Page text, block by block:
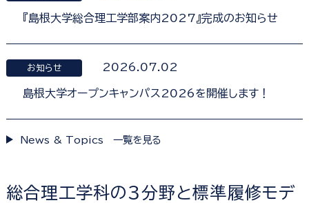
『島根大学総合理工学部案内2027』完成のお知らせ
お知らせ 2026.07.02
島根大学オープンキャンパス2026を開催します！
News & Topics 一覧を見る
総合理工学科の３分野と標準履修モデ